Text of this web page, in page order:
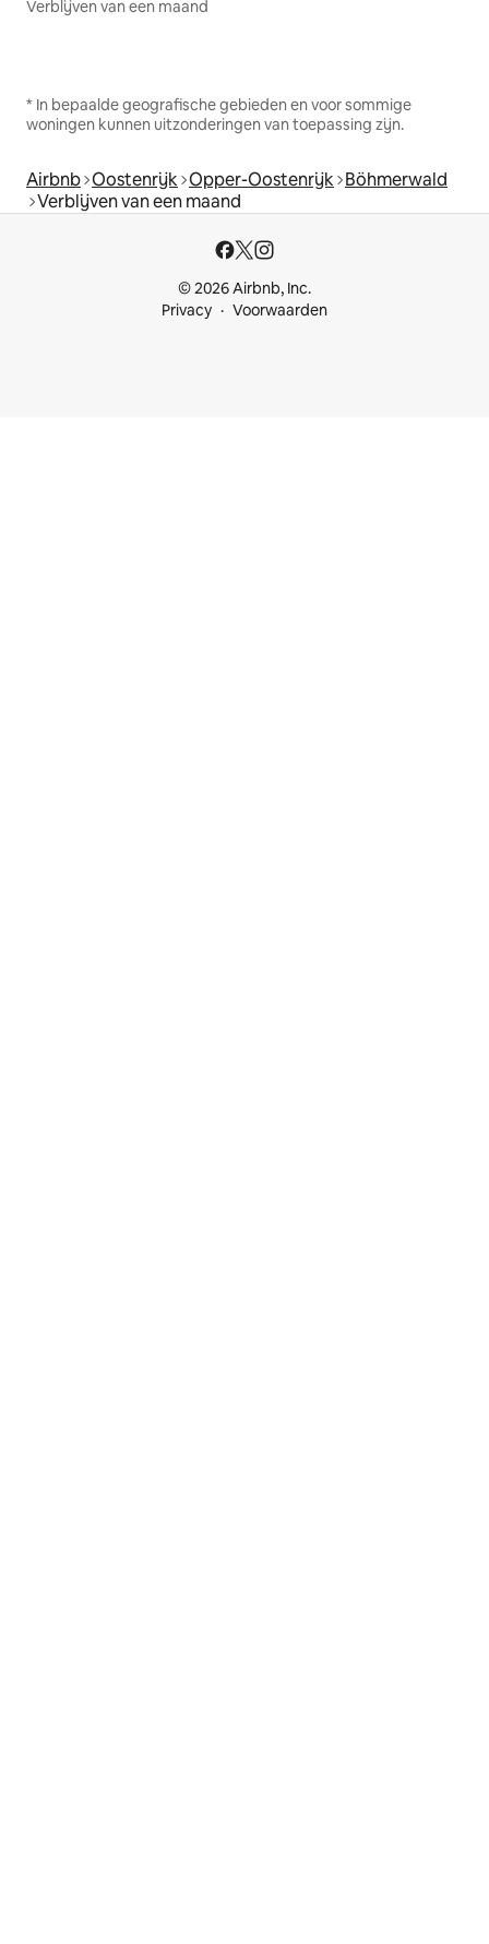
Verblijven van een maand
* In bepaalde geografische gebieden en voor sommige
woningen kunnen uitzonderingen van toepassing zijn.
Airbnb Oostenrijk Opper-Oostenrijk Böhmerwald
Verblijven van een maand
© 2026 Airbnb, Inc.
Privacy
Voorwaarden